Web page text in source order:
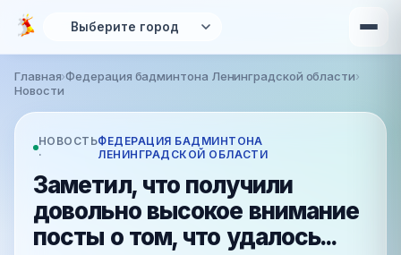
Перейти к основному содержанию
Вы здесь
Главная›Федерация бадминтона Ленинградской области›
Новости
НОВОСТЬ
·
ФЕДЕРАЦИЯ БАДМИНТОНА
ЛЕНИНГРАДСКОЙ ОБЛАСТИ
Заметил, что получили
довольно высокое внимание
посты о том, что удалось...